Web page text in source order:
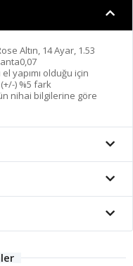
Altın, 14 Ayar, 1.53
yapımı olduğu için
) %5 fark
nihai bilgilerine göre